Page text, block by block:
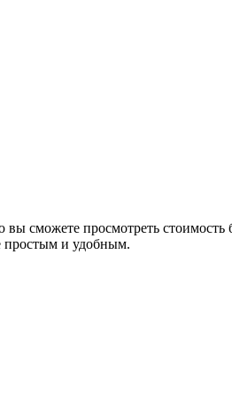
сможете просмотреть стоимость
простым и удобным.